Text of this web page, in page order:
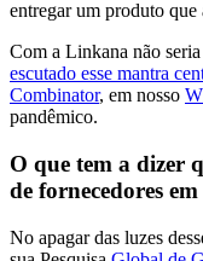
entregar um produto que
Com a Linkana não
escutado esse mantra
Combinator, em nosso
pandêmico.
O que tem a dizer
de fornecedores
No apagar das luzes